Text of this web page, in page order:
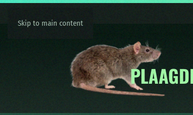
Skip to main content